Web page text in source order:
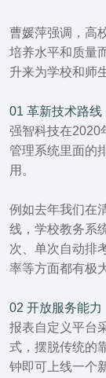
曹媛萍强调，高
培养水平和质量
升来为学校和师
01 革新技术路
强智科技在2020
管理系统里面的
用。
例如去年我们在
线，学校教务系
次、单次自动排
率等方面都有极
02 开放服务能力
报表自定义平台
式，摆脱传统的
钟即可上线一个